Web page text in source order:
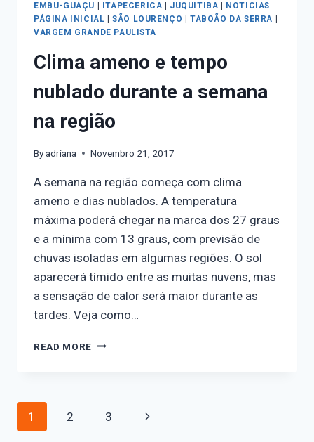
EMBU-GUAÇU
ITAPECERICA JUQUITIBA
NOTICIAS
PÁGINA INICIAL |SÃO LOURENÇO |TABOÃO DA SERRA
VARGEM GRANDE PAULISTA
Clima ameno e tempo
nublado durante a semana
na região
Byadriana Novembro 21, 2017
A semana na região começa com clima
ameno e dias nublados. A temperatura
máxima poderá chegar na marca dos 27 graus
e a mínima com 13 graus, com previsão de
chuvas isoladas em algumas regiões. O sol
aparecerá tímido entre as muitas nuvens, mas
a sensação de calor será maior durante as
tardes. Veja como…
READ MORE
1 2 3